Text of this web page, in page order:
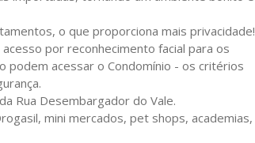
o que proporciona mais privacidade!
por reconhecimento facial para os
acessar o Condomínio - os critérios
Rua Desembargador do Vale.
mini mercados, pet shops, academias,